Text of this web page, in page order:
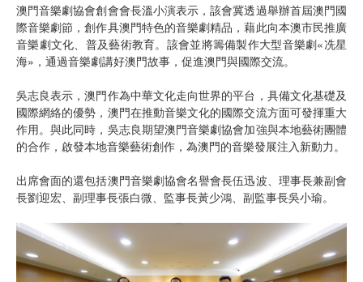
澳門音樂劇協會創會會長溫小演表示，該會冀透過舉辦首屆澳門國
際音樂劇節，創作具澳門特色的音樂劇精品，藉此向本澳市民推廣
音樂劇文化、普及藝術教育。該會並將籌備製作大型音樂劇«冼星
海»，通過音樂劇講好澳門故事，促進澳門與國際交流。
吳志良表示，澳門作為中華文化走向世界的平台，具備文化基礎及
國際網絡的優勢，澳門在推動音樂文化的國際交流方面可發揮重大
作用。與此同時，吳志良期望澳門音樂劇協會加強與本地藝術團體
的合作，啟發本地音樂藝術創作，為澳門的音樂發展注入新動力。
出席會面的還包括澳門音樂劇協會名譽會長伍迅波、理事長兼副會
長劉迎宏、副理事長張白微、監事長黃少鴻、副監事長吳小瑜。